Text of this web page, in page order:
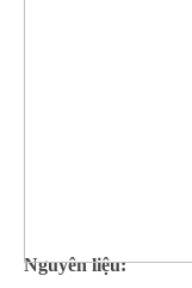
Nguyên liệu: